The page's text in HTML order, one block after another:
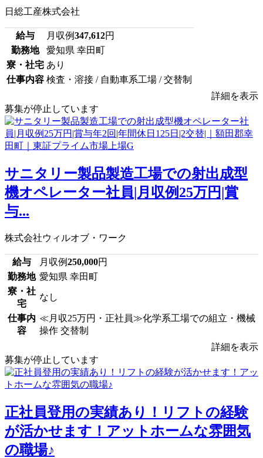
日総工産株式会社
給与 月収例347,612円
勤務地
愛知県 幸田町
寮・社宅 あり
仕事内容 検査・溶接 / 自動車系工場 / 交替制
詳細を表示
募集が停止しています
サニタリー製品製造工場での射出成型
機オペレーター社員|月収例25万円|賞
与...
株式会社ウィルオブ・ワーク
給与 月収例250,000円
勤務地 愛知県 幸田町
寮・社
宅
なし
仕事内
容
≪月収25万円・正社員≫化学系工場での組立・機械
操作 交替制
詳細を表示
募集が停止しています
正社員登用の実績あり！リフトの経験
が活かせます！アットホームな雰囲気
の職場♪